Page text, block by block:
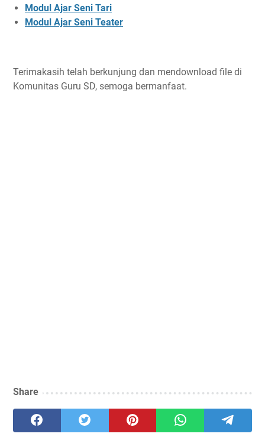
Modul Ajar Seni Tari
Modul Ajar Seni Teater
Terimakasih telah berkunjung dan mendownload file di
Komunitas Guru SD, semoga bermanfaat.
Share